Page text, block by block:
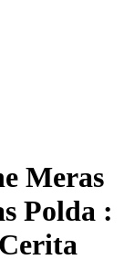
Meras
Polda :